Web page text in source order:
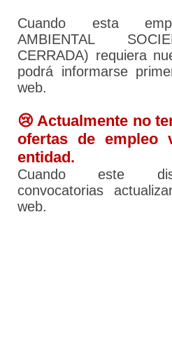
Cuando esta
AMBIENTAL
CERRADA) requiera
podrá informarse
web.
😢 Actualmente no
ofertas de empleo
entidad.
Cuando este
convocatorias
web.